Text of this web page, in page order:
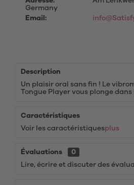
Germany
Email:
Description
Un plaisir oral sans fin ! Le
Tongue Player vous plonge dans
Caractéristiques
Voir les caractéristiquesplus
Évaluations
0
Lire, écrire et discuter des